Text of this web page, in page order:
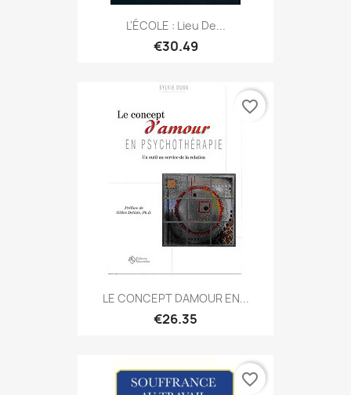
L'ÉCOLE : Lieu De...
€30.49
LE CONCEPT DAMOUR EN...
€26.35
favorite_border
favorite_border